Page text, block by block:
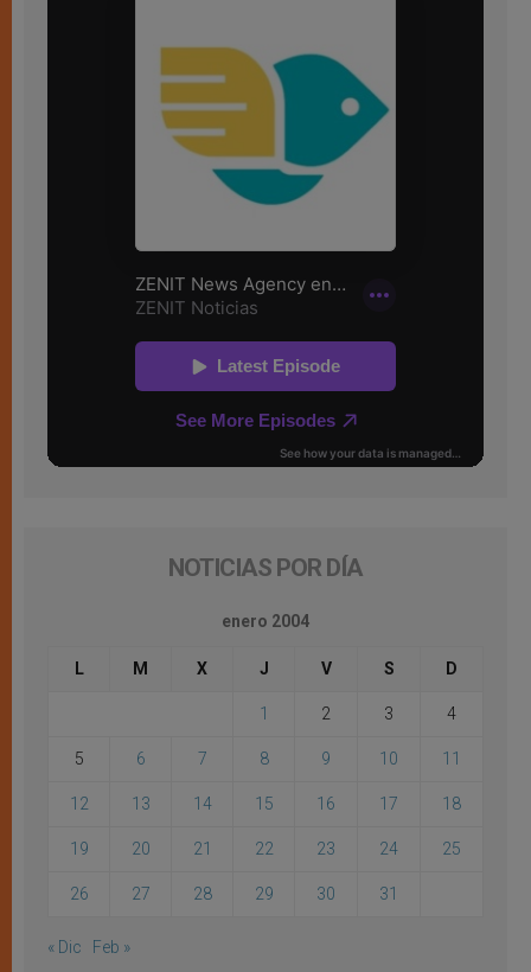
NOTICIAS POR DÍA
enero 2004
L M X J V S D
1 2 3 4
5 6 7 8 9 10 11
12 13 14 15 16 17 18
19 20 21 22 23 24 25
26 27 28 29 30 31
« Dic Feb »